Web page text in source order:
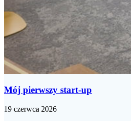
Mój pierwszy start-up
19 czerwca 2026